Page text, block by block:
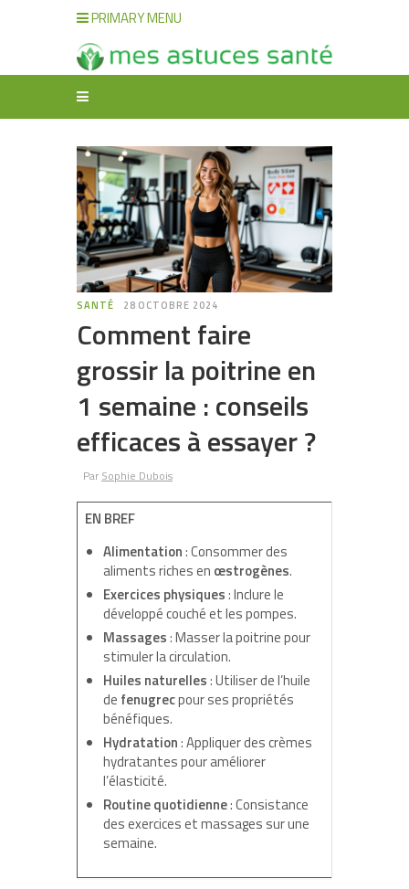
PRIMARY MENU
SANTÉ 28 OCTOBRE 2024
Comment faire
grossir la poitrine en
1 semaine : conseils
efficaces à essayer ?
Par Sophie Dubois
EN BREF
Alimentation: Consommer des
aliments riches en œstrogènes.
Exercices physiques: Inclure le
développé couché et les pompes.
Massages: Masser la poitrine pour
stimuler la circulation.
Huiles naturelles: Utiliser de l’huile
de fenugrecpour ses propriétés
bénéfiques.
Hydratation: Appliquer des crèmes
hydratantes pour améliorer
l’élasticité.
Routine quotidienne: Consistance
des exercices et massages sur une
semaine.